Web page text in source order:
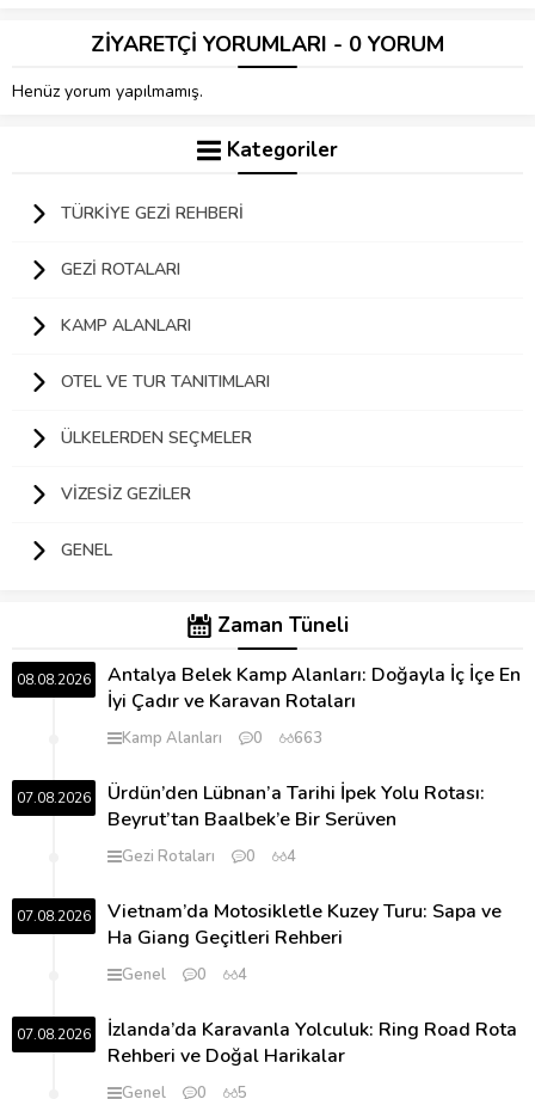
ZİYARETÇİ YORUMLARI - 0 YORUM
Henüz yorum yapılmamış.
Kategoriler
TÜRKIYE GEZI REHBERI
GEZI ROTALARI
KAMP ALANLARI
OTEL VE TUR TANITIMLARI
ÜLKELERDEN SEÇMELER
VIZESIZ GEZILER
GENEL
Zaman Tüneli
08.08.2026
Antalya Belek Kamp Alanları: Doğayla İç İçe En
İyi Çadır ve Karavan Rotaları
Kamp Alanları 0 663
07.08.2026
Ürdün’den Lübnan’a Tarihi İpek Yolu Rotası:
Beyrut’tan Baalbek’e Bir Serüven
Gezi Rotaları 0 4
07.08.2026
Vietnam’da Motosikletle Kuzey Turu: Sapa ve
Ha Giang Geçitleri Rehberi
Genel 0 4
07.08.2026
İzlanda’da Karavanla Yolculuk: Ring Road Rota
Rehberi ve Doğal Harikalar
Genel 0 5